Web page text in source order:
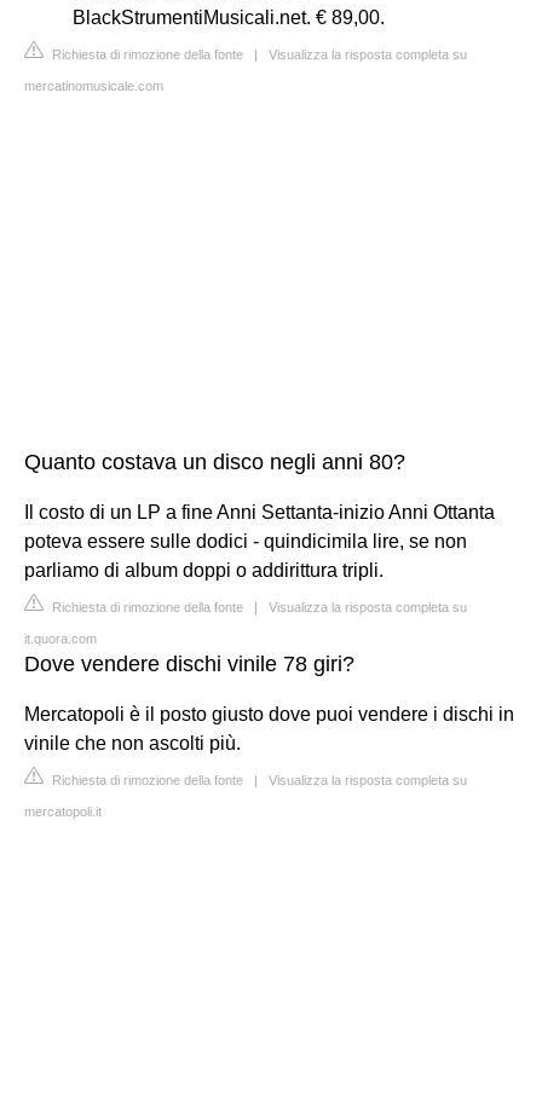
BlackStrumentiMusicali.net. € 89,00.
Richiesta di rimozione della fonte | Visualizza la risposta completa su
mercatinomusicale.com
Quanto costava un disco negli anni 80?
Il costo di un LP a fine Anni Settanta-inizio Anni Ottanta
poteva essere sulle dodici - quindicimila lire, se non
parliamo di album doppi o addirittura tripli.
Richiesta di rimozione della fonte | Visualizza la risposta completa su
it.quora.com
Dove vendere dischi vinile 78 giri?
Mercatopoli è il posto giusto dove puoi vendere i dischi in
vinile che non ascolti più.
Richiesta di rimozione della fonte | Visualizza la risposta completa su
mercatopoli.it